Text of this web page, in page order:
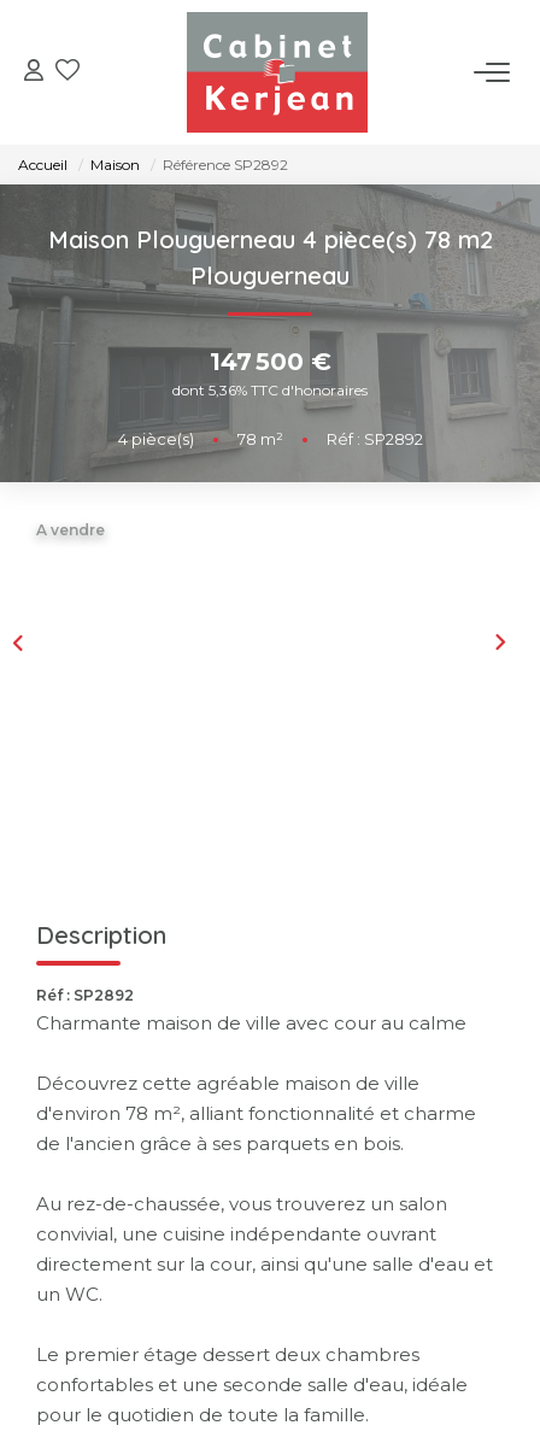
ACHETER
VENDRE
LOUER
NOS AGENCES
CONTACT
Accueil Maison Référence SP2892
Maison Plouguerneau 4 pièce(s) 78 m2
Plouguerneau
147 500 €
dont 5,36% TTC d'honoraires
4pièce(s) • 78 m² • Réf : SP2892
A vendre
Description
Réf : SP2892
Charmante maison de ville avec cour au calme
Découvrez cette agréable maison de ville
d'environ 78 m², alliant fonctionnalité et charme
de l'ancien grâce à ses parquets en bois.
Au rez-de-chaussée, vous trouverez un salon
convivial, une cuisine indépendante ouvrant
directement sur la cour, ainsi qu'une salle d'eau et
un WC.
Le premier étage dessert deux chambres
confortables et une seconde salle d'eau, idéale
pour le quotidien de toute la famille.